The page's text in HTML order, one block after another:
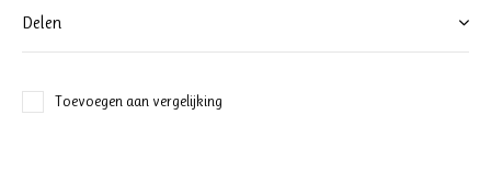
Delen
Toevoegen aan vergelijking